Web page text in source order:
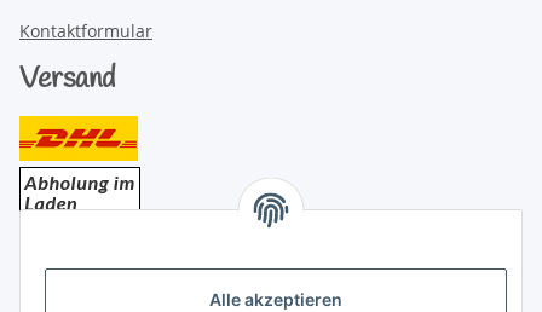
Alle akzeptieren
Kontaktformular
Versand